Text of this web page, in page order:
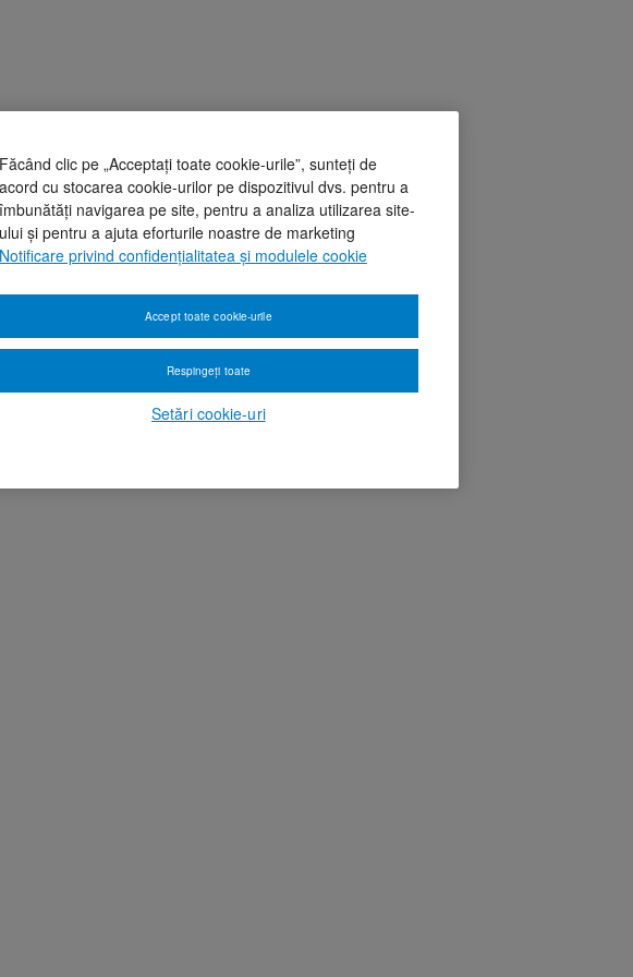
Făcând clic pe „Acceptați toate cookie-urile”, sunteți de
acord cu stocarea cookie-urilor pe dispozitivul dvs. pentru a
îmbunătăți navigarea pe site, pentru a analiza utilizarea site-
ului și pentru a ajuta eforturile noastre de marketing
Notificare privind confidențialitatea și modulele cookie
Setări cookie-uri
Respingeți toate
Accept toate cookie-urile